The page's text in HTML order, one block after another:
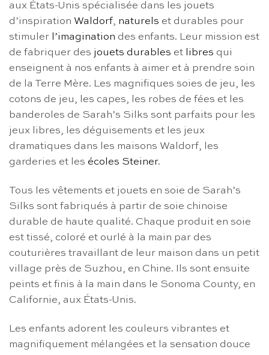
aux États-Unis spécialisée dans les jouets
d’inspiration Waldorf, naturels et durables pour
stimuler l’imagination des enfants. Leur mission est
de fabriquer des jouets durables et libres qui
enseignent à nos enfants à aimer et à prendre soin
de la Terre Mère. Les magnifiques soies de jeu, les
cotons de jeu, les capes, les robes de fées et les
banderoles de Sarah’s Silks sont parfaits pour les
jeux libres, les déguisements et les jeux
dramatiques dans les maisons Waldorf, les
garderies et les écoles Steiner.
Tous les vêtements et jouets en soie de Sarah’s
Silks sont fabriqués à partir de soie chinoise
durable de haute qualité. Chaque produit en soie
est tissé, coloré et ourlé à la main par des
couturières travaillant de leur maison dans un petit
village près de Suzhou, en Chine. Ils sont ensuite
peints et finis à la main dans le Sonoma County, en
Californie, aux États-Unis.
Les enfants adorent les couleurs vibrantes et
magnifiquement mélangées et la sensation douce